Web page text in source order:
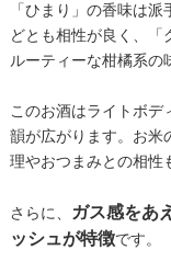
「ひまり」の香味は
どとも相性が良く、「
ルーティーな柑橘系の
このお酒はライトボデ
韻が広がります。お米
理やおつまみとの相性
さらに、
ガス感をあ
ッシュが特徴です。